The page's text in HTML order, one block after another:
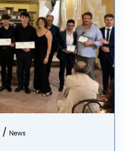
/ News